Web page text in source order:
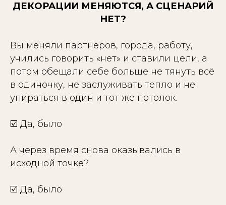
ДЕКОРАЦИИ МЕНЯЮТСЯ, А СЦЕНАРИЙ
НЕТ?
Вы меняли партнёров, города, работу,
учились говорить «нет» и ставили цели, а
потом обещали себе больше не тянуть всё
в одиночку, не заслуживать тепло и не
упираться в один и тот же потолок.
☑️ Да, было
А через время снова оказывались в
исходной точке?
☑️ Да, было